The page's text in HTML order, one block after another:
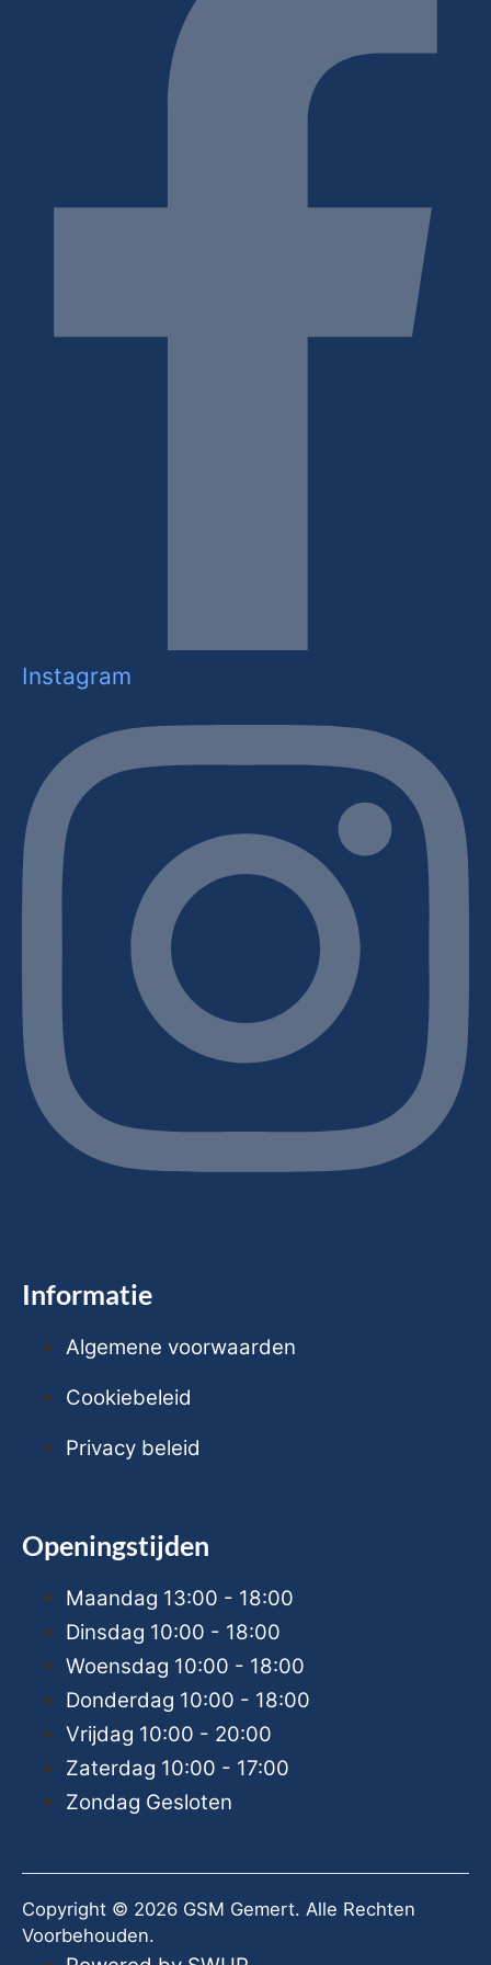
Instagram
Informatie
Algemene voorwaarden
Cookiebeleid
Privacy beleid
Openingstijden
Maandag 13:00 - 18:00
Dinsdag 10:00 - 18:00
Woensdag 10:00 - 18:00
Donderdag 10:00 - 18:00
Vrijdag 10:00 - 20:00
Zaterdag 10:00 - 17:00
Zondag Gesloten
Copyright © 2026 GSM Gemert. Alle Rechten
Voorbehouden.